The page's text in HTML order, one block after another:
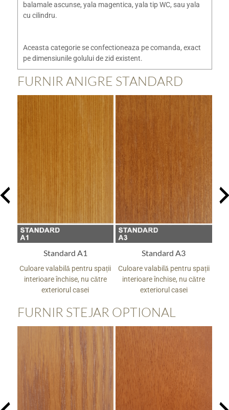
balamale ascunse, yala magentica, yala tip WC, sau yala
cu cilindru.
Aceasta categorie se confectioneaza pe comanda, exact
pe dimensiunile golului de zid existent.
FURNIR ANIGRE STANDARD
Standard A1
Culoare valabilă pentru spații
interioare închise, nu către
exteriorul casei
Standard A3
Culoare valabilă pentru spații
interioare închise, nu către
exteriorul casei
FURNIR STEJAR OPTIONAL